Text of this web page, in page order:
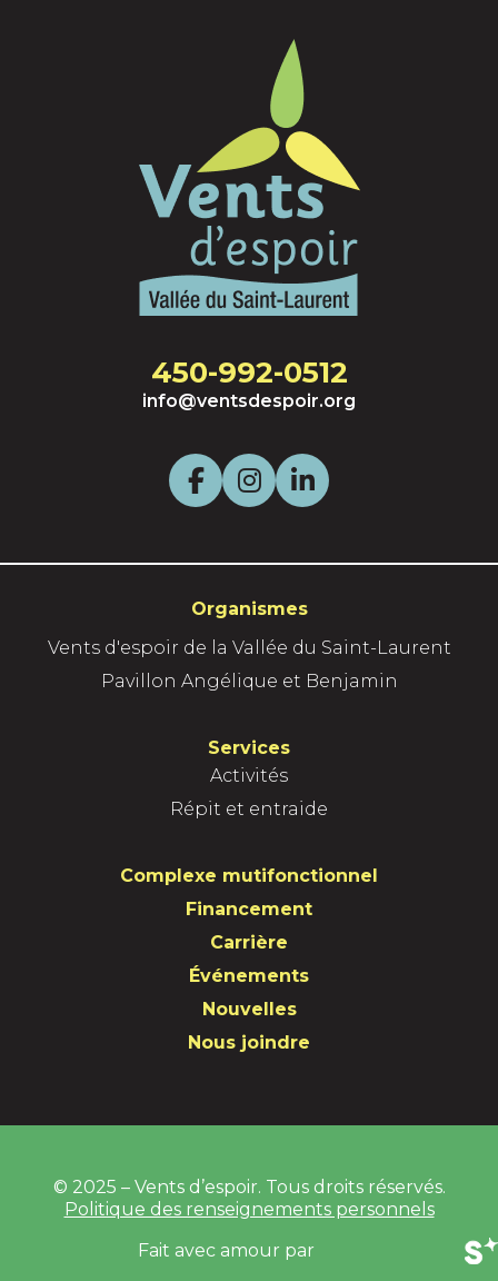
450-992-0512
info@ventsdespoir.org
F
e
b
o
o
I
t
a
g
r
m
L
k
e
I
Organismes
Vents d'espoir de la Vallée du Saint-Laurent
Pavillon Angélique et Benjamin
Services
Activités
Répit et entraide
Complexe mutifonctionnel
Financement
Carrière
Événements
Nouvelles
Nous joindre
© 2025 – Vents d’espoir. Tous droits réservés.
Politique des renseignements personnels
Fait avec amour par